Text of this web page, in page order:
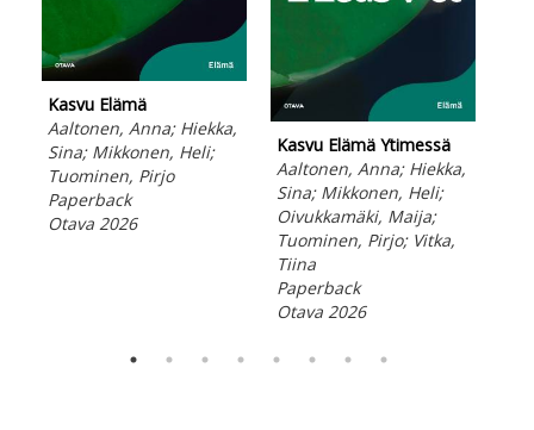
Kasvu Elämä
Aaltonen, Anna; Hiekka,
Sina; Mikkonen, Heli;
Tuominen, Pirjo
Paperback
Otava 2026
Kasvu Elämä Ytimessä
Aaltonen, Anna; Hiekka,
Sina; Mikkonen, Heli;
Oivukkamäki, Maija;
Tuominen, Pirjo; Vitka,
Tiina
Paperback
Otava 2026